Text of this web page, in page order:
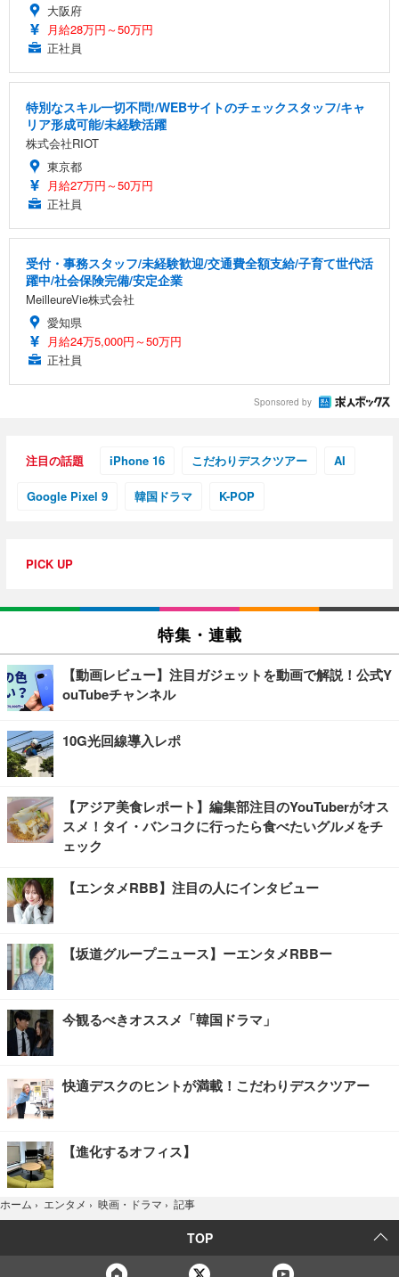
大阪府
月給28万円～50万円
正社員
特別なスキル一切不問!/WEBサイトのチェックスタッフ/キャ
リア形成可能/未経験活躍
株式会社RIOT
東京都
月給27万円～50万円
正社員
受付・事務スタッフ/未経験歓迎/交通費全額支給/子育て世代活
躍中/社会保険完備/安定企業
MeilleureVie株式会社
愛知県
月給24万5,000円～50万円
正社員
Sponsored by
注目の話題 iPhone 16 こだわりデスクツアー AI
Google Pixel 9 韓国ドラマ K-POP
PICK UP
特集・連載
【動画レビュー】注目ガジェットを動画で解説！公式Y
ouTubeチャンネル
10G光回線導入レポ
【アジア美食レポート】編集部注目のYouTuberがオス
スメ！タイ・バンコクに行ったら食べたいグルメをチ
ェック
【エンタメRBB】注目の人にインタビュー
【坂道グループニュース】ーエンタメRBBー
今観るべきオススメ「韓国ドラマ」
快適デスクのヒントが満載！こだわりデスクツアー
【進化するオフィス】
ホーム › エンタメ › 映画・ドラマ › 記事
TOP